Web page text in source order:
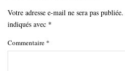
Votre adresse e-mail ne sera pas publiée.
indiqués avec *
Commentaire *